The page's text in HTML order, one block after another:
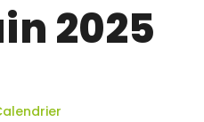
2025